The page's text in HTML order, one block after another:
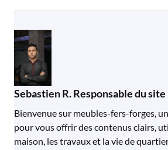
Sebastien R. Responsable du site
Bienvenue sur meubles-fers-forges,
pour vous offrir des contenus clairs,
maison, les travaux et la vie de